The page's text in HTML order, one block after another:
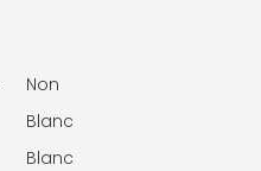
Non
Blanc
Blanc